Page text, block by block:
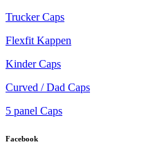
Trucker Caps
Flexfit Kappen
Kinder Caps
Curved / Dad Caps
5 panel Caps
Facebook